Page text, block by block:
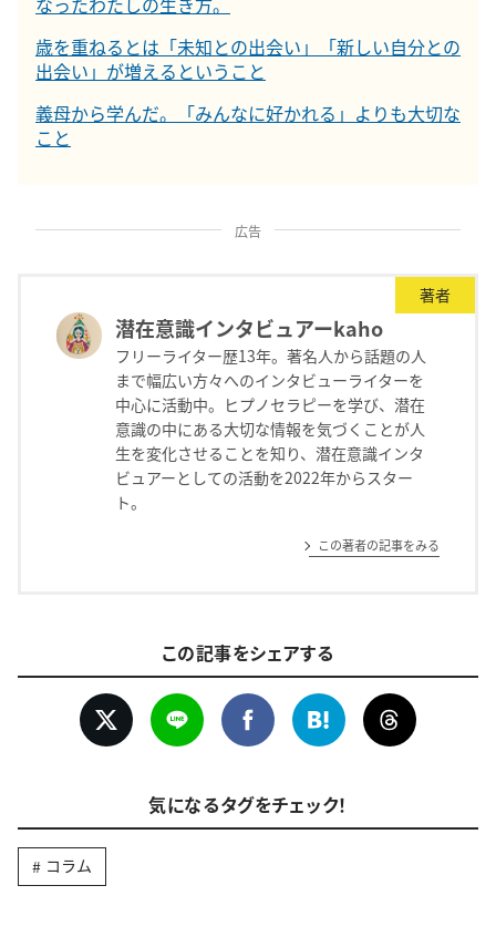
歳を重ねるとは「未知との出会い」「新しい自分との
出会い」が増えるということ
義母から学んだ。「みんなに好かれる」よりも大切な
こと
広告
著者
潜在意識インタビュアーkaho
フリーライター歴13年。著名人から話題の人
まで幅広い方々へのインタビューライターを
中心に活動中。ヒプノセラピーを学び、潜在
意識の中にある大切な情報を気づくことが人
生を変化させることを知り、潜在意識インタ
ビュアーとしての活動を2022年からスター
ト。
この著者の記事をみる
この記事をシェアする
気になるタグをチェック！
コラム